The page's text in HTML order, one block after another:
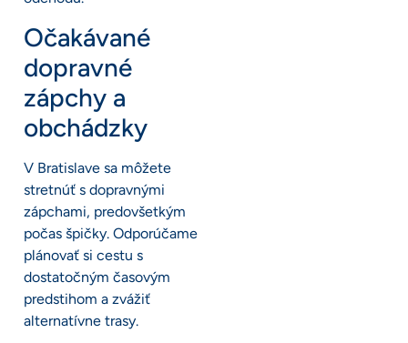
Očakávané
dopravné
zápchy a
obchádzky
V Bratislave sa môžete
stretnúť s dopravnými
zápchami, predovšetkým
počas špičky. Odporúčame
plánovať si cestu s
dostatočným časovým
predstihom a zvážiť
alternatívne trasy.